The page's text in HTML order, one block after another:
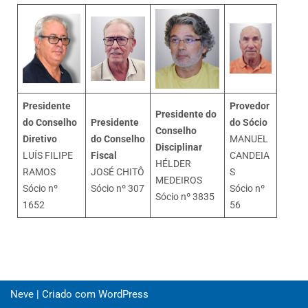
Presidente
do Conselho
Diretivo
LUÍS FILIPE
RAMOS
Sócio nº
1652
Presidente
do Conselho
Fiscal
JOSÉ CHITÔ
Sócio nº 307
Presidente do
Conselho
Disciplinar
HÉLDER
MEDEIROS
Sócio nº 3835
Provedor
do Sócio
MANUEL
CANDEIA
S
Sócio nº
56
Neve | Criado com WordPress